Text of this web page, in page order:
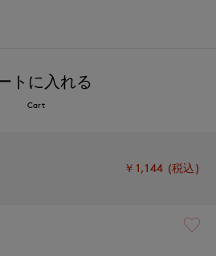
トに入れる
Cart
￥1,144 (税込)